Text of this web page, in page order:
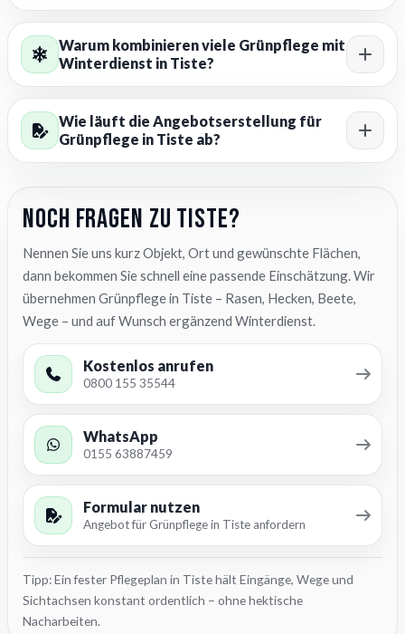
Warum kombinieren viele Grünpflege mit
Winterdienst in Tiste?
Wie läuft die Angebotserstellung für
Grünpflege in Tiste ab?
Noch Fragen zu Tiste?
Nennen Sie uns kurz Objekt, Ort und gewünschte Flächen,
dann bekommen Sie schnell eine passende Einschätzung. Wir
übernehmen Grünpflege in Tiste – Rasen, Hecken, Beete,
Wege – und auf Wunsch ergänzend Winterdienst.
Kostenlos anrufen
0800 155 35544
WhatsApp
0155 63887459
Formular nutzen
Angebot für Grünpflege in Tiste anfordern
Tipp: Ein fester Pflegeplan in Tiste hält Eingänge, Wege und
Sichtachsen konstant ordentlich – ohne hektische
Nacharbeiten.